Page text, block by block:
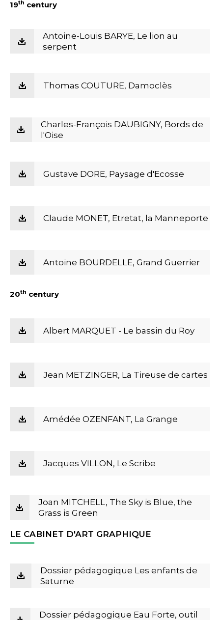
19th century
Antoine-Louis BARYE, Le lion au
serpent
Thomas COUTURE, Damoclès
Charles-François DAUBIGNY, Bords de
l'Oise
Gustave DORE, Paysage d'Ecosse
Claude MONET, Etretat, la Manneporte
Antoine BOURDELLE, Grand Guerrier
20th century
Albert MARQUET - Le bassin du Roy
Jean METZINGER, La Tireuse de cartes
Amédée OZENFANT, La Grange
Jacques VILLON, Le Scribe
Joan MITCHELL, The Sky is Blue, the
Grass is Green
LE CABINET D'ART GRAPHIQUE
Dossier pédagogique Les enfants de
Saturne
Dossier pédagogique Eau Forte, outil